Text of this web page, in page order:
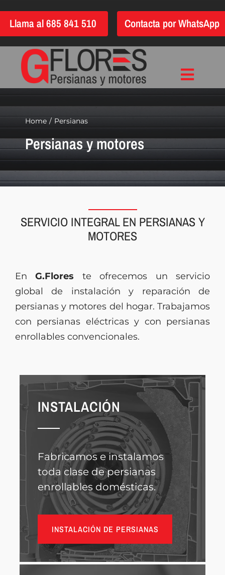
contenido
Llama al 685 841 510 Contacta por WhatsApp
Toggle
Instalación
Reparación
Motorización
Automatización
Quiénes somos
Home Persianas
Persianas y motores
SERVICIO INTEGRAL EN PERSIANAS Y
MOTORES
EnG.Flores te ofrecemos un servicio
global de instalación y reparación de
persianas y motores del hogar. Trabajamos
con persianas eléctricas y con persianas
enrollables convencionales.
INSTALACIÓN
Fabricamos e instalamos
toda clase de persianas
enrollables domésticas.
INSTALACIÓN DE PERSIANAS